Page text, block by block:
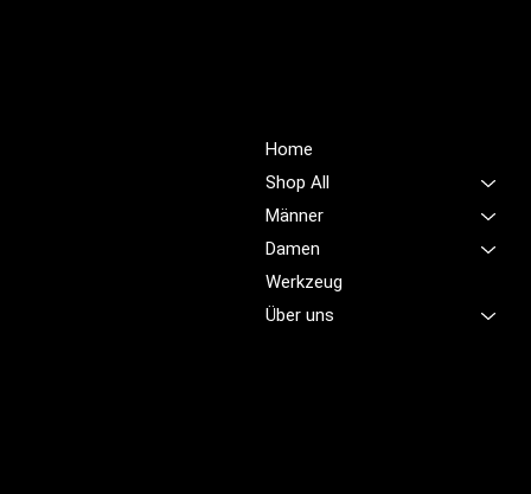
Home
Shop All
Männer
Damen
Werkzeug
Über uns